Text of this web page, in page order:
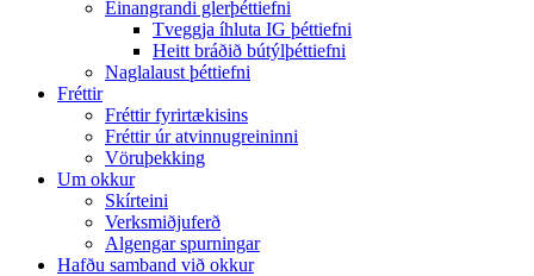
Einangrandi glerþéttiefni
Tveggja íhluta IG þéttiefni
Heitt bráðið bútýlþéttiefni
Naglalaust þéttiefni
Fréttir
Fréttir fyrirtækisins
Fréttir úr atvinnugreininni
Vöruþekking
Um okkur
Skírteini
Verksmiðjuferð
Algengar spurningar
Hafðu samband við okkur